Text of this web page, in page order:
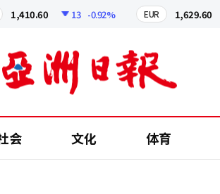
13 -0.92% EUR 1,629.60
会 文化 体育